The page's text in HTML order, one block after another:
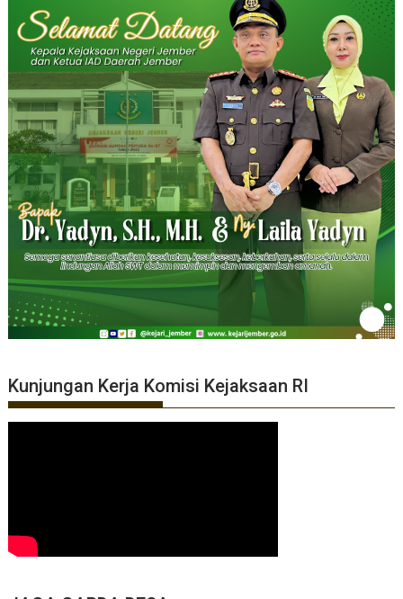
Kunjungan Kerja Komisi Kejaksaan RI